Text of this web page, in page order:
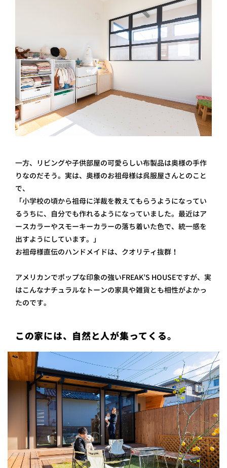
一方、リビングや子供部屋の可愛らしい布製品は奥様の手作
りなのだそう。実は、奥様のお祖母様は呉服屋さんとのこと
で、
「小学校の頃から祖母に洋裁を教えてもらうようになってい
るうちに、自分でも作れるようになっていました。最近はア
ースカラーやスモーキーカラーの落ち着いた色で、統一感を
出すようにしています。」
お祖母様直伝のハンドメイドは、クオリティ抜群！
アメリカンでポップな印象の強いFREAK’S HOUSEですが、実
はこんなナチュラルなトーンの家具や雑貨とも相性がよかっ
たのです。
この家には、自然と人が集ってくる。